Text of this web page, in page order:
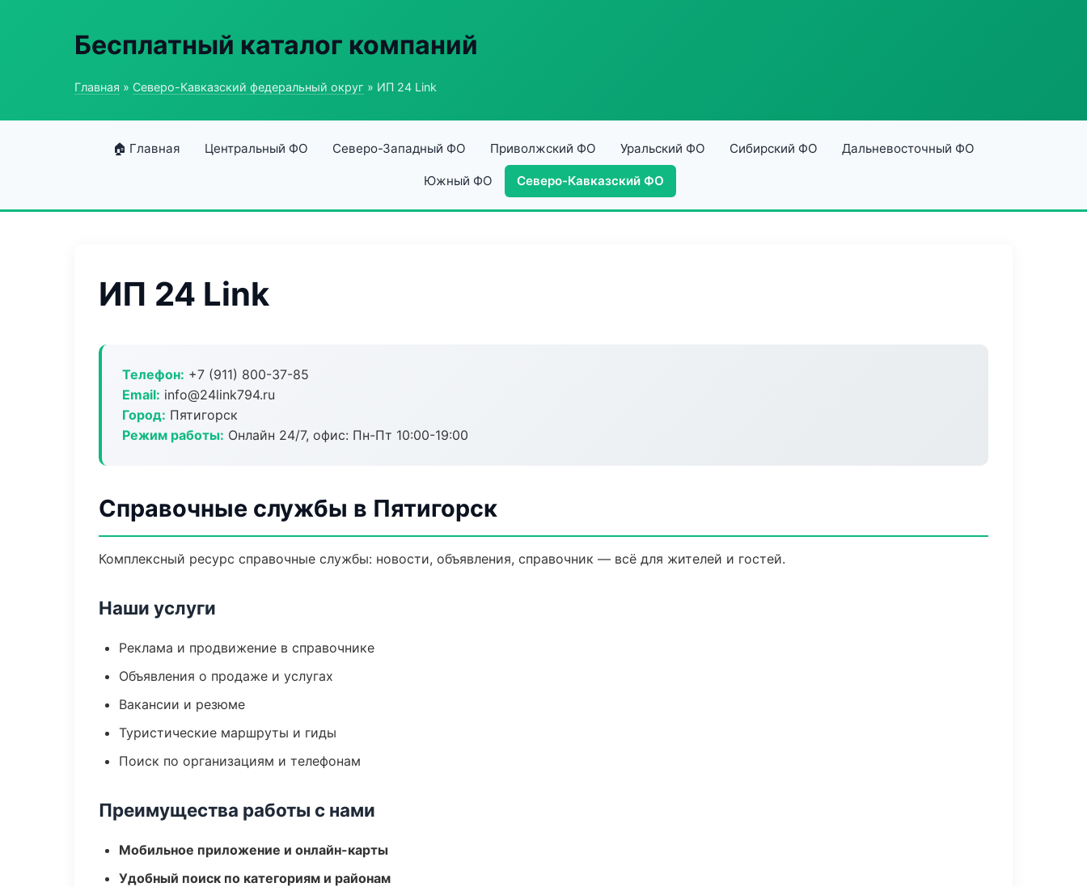
Бесплатный каталог компаний
Главная » Северо-Кавказский федеральный округ » ИП 24 Link
🏠 Главная Центральный ФО Северо-Западный ФО Приволжский ФО Уральский ФО Сибирский ФО Дальневосточный ФО
Южный ФО Северо-Кавказский ФО
ИП 24 Link
Телефон: +7 (911) 800-37-85
Email: info@24link794.ru
Город: Пятигорск
Режим работы: Онлайн 24/7, офис: Пн-Пт 10:00-19:00
Справочные службы в Пятигорск
Комплексный ресурс справочные службы: новости, объявления, справочник — всё для жителей и гостей.
Наши услуги
Реклама и продвижение в справочнике
Объявления о продаже и услугах
Вакансии и резюме
Туристические маршруты и гиды
Поиск по организациям и телефонам
Преимущества работы с нами
Мобильное приложение и онлайн-карты
Удобный поиск по категориям и районам